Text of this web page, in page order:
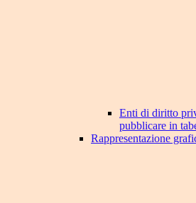
Enti di diritto
pubblicare in
Rappresentazione